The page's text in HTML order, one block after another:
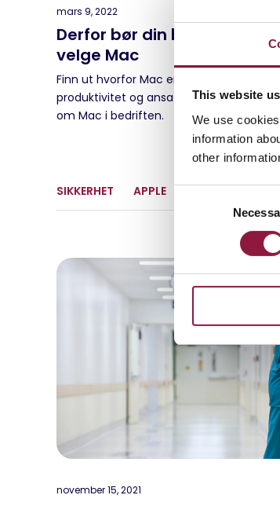
This website
We use
information
other
o
e
n
t
S
e
e
c
o
mars 9, 2022
Derfor bør din bedrift la de
velge Mac
Finn ut hvorfor Mac er det beste valget
produktivitet og ansattes tilfredshet. Les
om Mac i bedriften.
SIKKERHET APPLE
november 15, 2021